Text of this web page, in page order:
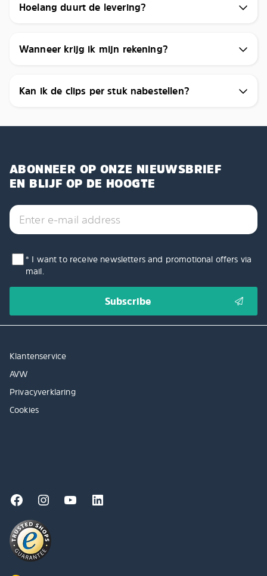
Hoelang duurt de levering?
Wanneer krijg ik mijn rekening?
Kan ik de clips per stuk nabestellen?
ABONNEER OP ONZE NIEUWSBRIEF
EN BLIJF OP DE HOOGTE
* I want to receive newsletters and promotional offers via
mail.
Klantenservice
AVW
Privacyverklaring
Cookies